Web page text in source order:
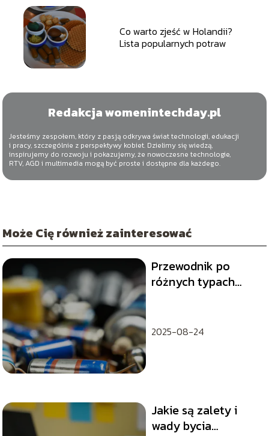
Co warto zjeść w Holandii?
Lista popularnych potraw
Redakcja womenintechday.pl
Jesteśmy zespołem, który z pasją odkrywa świat technologii, edukacji
i pracy, szczególnie z perspektywy kobiet. Dzielimy się wiedzą,
inspirujemy do rozwoju i pokazujemy, że nowoczesne technologie,
RTV, AGD i multimedia mogą być proste i dostępne dla każdego.
Może Cię również zainteresować
Przewodnik po
różnych typach
2025-08-24
Jakie są zalety i
wady bycia